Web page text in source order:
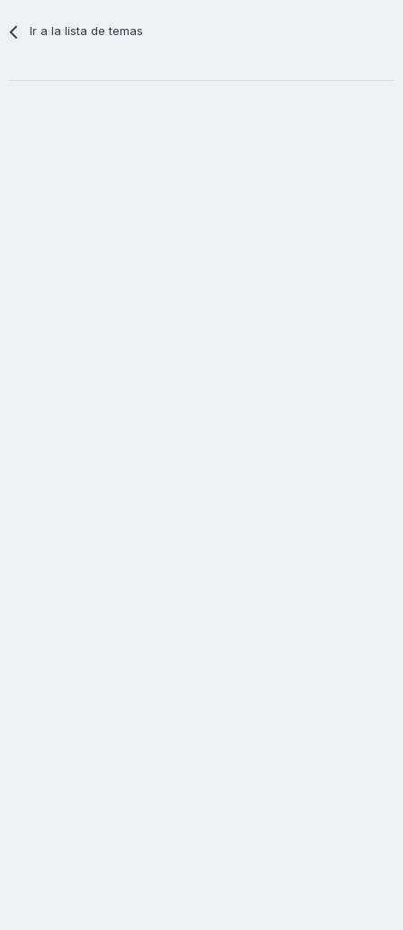
Ir a la lista de temas